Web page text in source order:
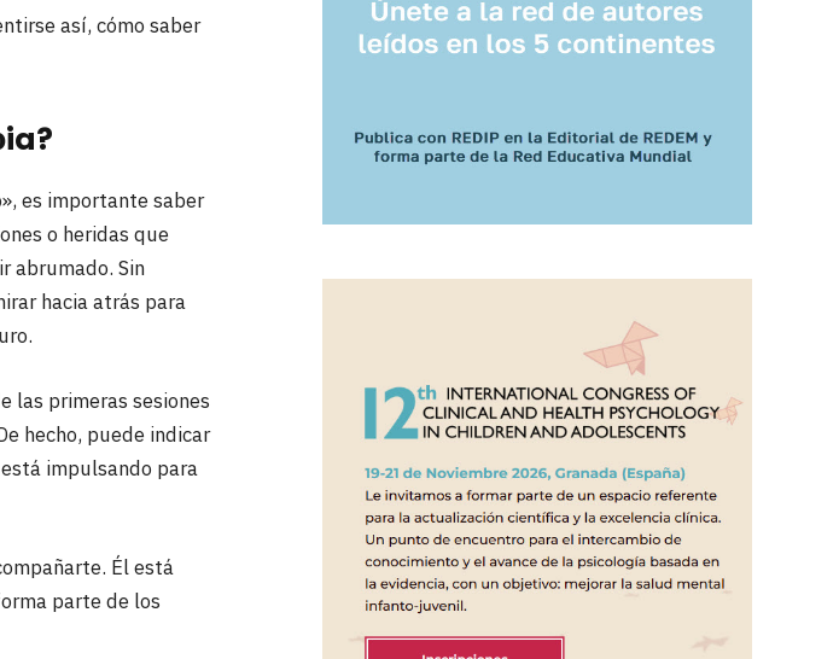
así, cómo saber
es importante saber
o heridas que
abrumado. Sin
hacia atrás para
las primeras sesiones
hecho, puede indicar
impulsando para
Él está
parte de los